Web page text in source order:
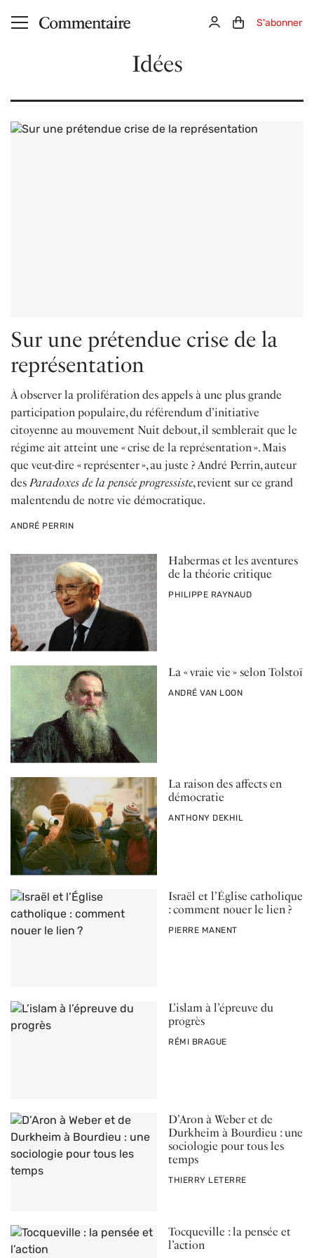
Aller au contenu principal ConnexionPanier (0)
S'abonner
Idées
Sur une prétendue crise de la
représentation
À observer la prolifération des appels à une plus grande
participation populaire, du référendum d’initiative
citoyenne au mouvement Nuit debout, il semblerait que le
régime ait atteint une « crise de la représentation ». Mais
que veut-dire « représenter », au juste ? André Perrin, auteur
des Paradoxes de la pensée progressiste, revient sur ce grand
malentendu de notre vie démocratique.
PAR
ANDRÉ PERRIN
Habermas et les aventures
de la théorie critique
PAR
PHILIPPE RAYNAUD
La « vraie vie » selon Tolstoï
PAR
ANDRÉ VAN LOON
La raison des affects en
démocratie
PAR
ANTHONY DEKHIL
Israël et l’Église catholique
: comment nouer le lien ?
PAR
PIERRE MANENT
L’islam à l’épreuve du
progrès
PAR
RÉMI BRAGUE
D’Aron à Weber et de
Durkheim à Bourdieu : une
sociologie pour tous les
temps
PAR
THIERRY LETERRE
Tocqueville : la pensée et
l’action